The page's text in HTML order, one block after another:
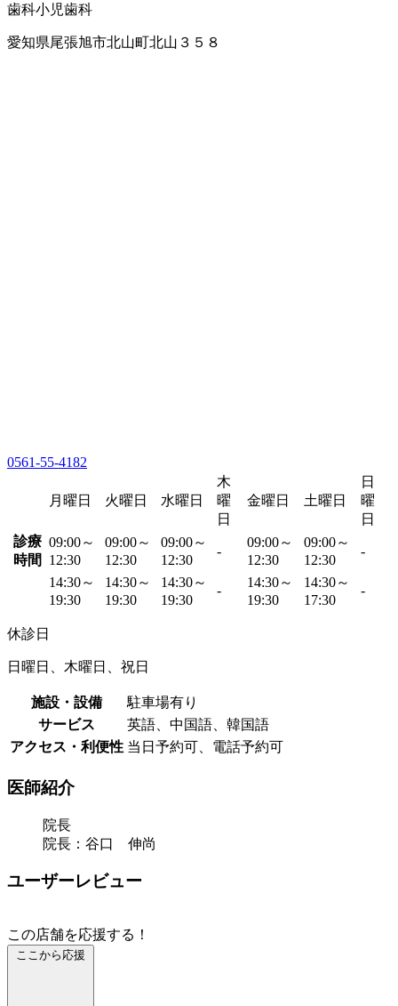
歯科小児歯科
愛知県尾張旭市北山町北山３５８
0561-55-4182
月曜日 火曜日 水曜日
木
曜
日
金曜日 土曜日
日
曜
日
診療
時間
09:00～
12:30
09:00～
12:30
09:00～
12:30
-
09:00～
12:30
09:00～
12:30
-
14:30～
19:30
14:30～
19:30
14:30～
19:30
-
14:30～
19:30
14:30～
17:30
-
休診日
日曜日、木曜日、祝日
施設・設備
駐車場有り
サービス
英語、中国語、韓国語
アクセス・利便性 当日予約可、電話予約可
医師紹介
院長
院長：谷口 伸尚
ユーザーレビュー
この店舗を応援する！
ここから応援